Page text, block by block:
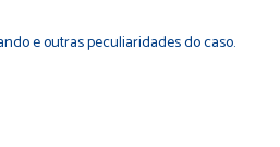
e outras peculiaridades do caso.